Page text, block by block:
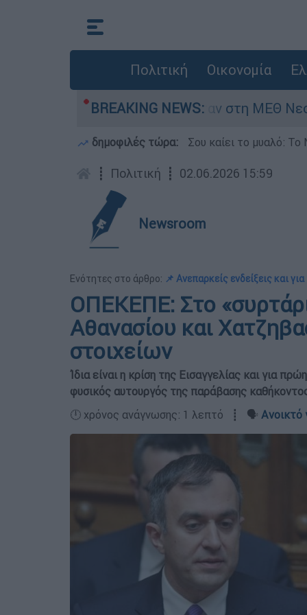
Πολιτική Οικονομία
BREAKING NEWS:
8 ημερών - Νοσηλευόταν στη ΜΕΘ Νεογνών
δημοφιλές τώρα: Σου καίει το μυαλό:
┋ Πολιτική ┋ 02.06.2026 15:59
Newsroom
Ενότητες στο άρθρο: 📌 Ανεπαρκείς ενδείξεις και
ΟΠΕΚΕΠΕ: Στο
Αθανασίου και
στοιχείων
Ίδια είναι η κρίση της Εισαγγελίας και για
φυσικός αυτουργός της παράβασης
🕛 χρόνος ανάγνωσης: 1 λεπτό ┋ 🗣️ Ανοικτό